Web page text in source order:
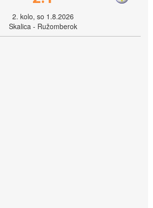
2. kolo, so 1.8.2026
Skalica - Ružomberok